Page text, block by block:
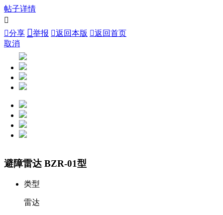
帖子详情

分享 举报 返回本版 返回首页
取消
避障雷达 BZR-01型
类型
雷达